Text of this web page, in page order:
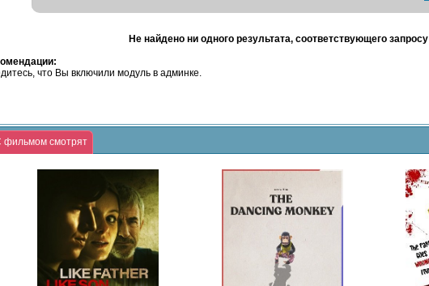
Не найдено ни одного результата, соответствующего запросу
что Вы включили модуль в админке.
фильмом смотрят